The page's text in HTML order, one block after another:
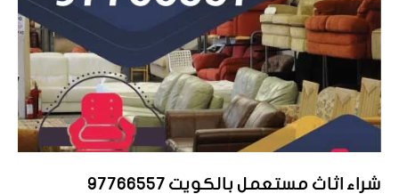
شراء اثاث مستعمل بالكويت 97766557